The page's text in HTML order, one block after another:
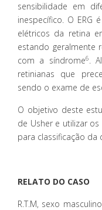
sensibilidade em
inespecífico. O ERG
elétricos da retina
estando geralmente
com a síndrome6.
retinianas que
sendo o exame de
O objetivo deste
de Usher e utilizar
para classificação da
RELATO DO CASO
R.T.M, sexo